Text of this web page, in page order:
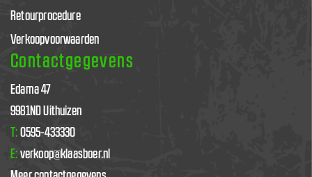
Retourprocedure
Verkoopvoorwaarden
Contactgegevens
Edama 47
9981ND Uithuizen
T: 0595-433330
E: verkoop@klaasboer.nl